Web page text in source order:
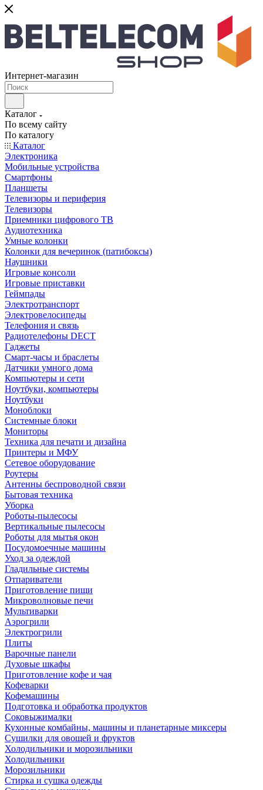
Интернет-магазин
Каталог
По всему сайту
По каталогу
Каталог
Электроника
Мобильные устройства
Смартфоны
Планшеты
Телевизоры и периферия
Телевизоры
Приемники цифрового ТВ
Аудиотехника
Умные колонки
Колонки для вечеринок (патибоксы)
Наушники
Игровые консоли
Игровые приставки
Геймпады
Электротранспорт
Электровелосипеды
Телефония и связь
Радиотелефоны DECT
Гаджеты
Смарт-часы и браслеты
Датчики умного дома
Компьютеры и сети
Ноутбуки, компьютеры
Ноутбуки
Моноблоки
Системные блоки
Мониторы
Техника для печати и дизайна
Принтеры и МФУ
Сетевое оборудование
Роутеры
Антенны беспроводной связи
Бытовая техника
Уборка
Роботы-пылесосы
Вертикальные пылесосы
Роботы для мытья окон
Посудомоечные машины
Уход за одеждой
Гладильные системы
Отпариватели
Приготовление пищи
Микроволновые печи
Мультиварки
Аэрогрили
Электрогрили
Плиты
Варочные панели
Духовые шкафы
Приготовление кофе и чая
Кофеварки
Кофемашины
Подготовка и обработка продуктов
Соковыжималки
Кухонные комбайны, машины и планетарные миксеры
Сушилки для овощей и фруктов
Холодильники и морозильники
Холодильники
Морозильники
Стирка и сушка одежды